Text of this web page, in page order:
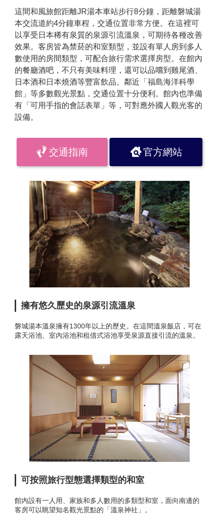
這間和風旅館距離JR湯本車站步行8分鐘，距離磐城湯
本交流道約4分鐘車程，交通位置非常方便。在這裡可
以享受日本稀有泉質的泉源引流溫泉，可期待各種改善
效果。客房皆為禁菸的和室類型，並設有單人房到多人
數使用的房間類型，可配合旅行需求選擇房型。在館內
的餐廳酒吧，不只有美味料理，還可以品嚐到雞尾酒、
日本酒和日本燒酒等豐富飲品。鄰近「福島海洋科學
館」等多數觀光景點，交通位置十分便利。館內也準備
有「可用手指的會話表單」等，可對應外國人觀光客的
設備。
交通指南 官方網站
擁有悠久歷史的泉源引流溫泉
磐城湯本溫泉擁有1300年以上的歷史。在這間溫泉飯店，可在
露天浴池、室內浴池和租借式浴池享受泉源直接引流的溫泉。
可按照旅行型態選擇類型的和室
館內設有一人用、家族和多人數用的多類型和室，面向南邊的
客房可以眺望知名觀光景點的「溫泉神社」。